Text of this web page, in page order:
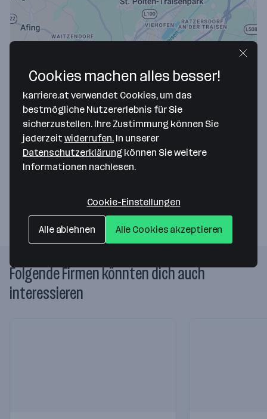
Map data ©2026 Google
Verein Wohnen
Kerenstraße 14/3
3100 St. Pölten— Route berechnen
Folgende Firmen könnten dich auch
interessieren
Cookies machen alles besser!
karriere.at verwendet Cookies, um das
bestmögliche Nutzererlebnis für Sie
sicherzustellen. Ihre Zustimmung können Sie
jederzeit widerrufen. In unserer
Datenschutzerklärung können Sie weitere
Informationen nachlesen.
Cookie-Einstellungen
Alle ablehnen Alle Cookies akzeptieren